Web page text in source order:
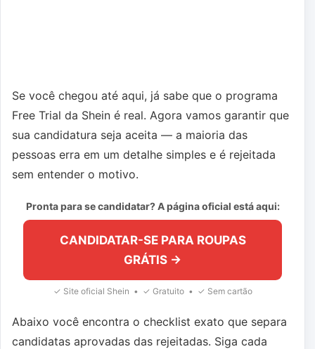
Se você chegou até aqui, já sabe que o programa
Free Trial da Shein é real. Agora vamos garantir que
sua candidatura seja aceita — a maioria das
pessoas erra em um detalhe simples e é rejeitada
sem entender o motivo.
Pronta para se candidatar? A página oficial está aqui:
CANDIDATAR-SE PARA ROUPAS
GRÁTIS →
✓ Site oficial Shein • ✓ Gratuito • ✓ Sem cartão
Abaixo você encontra o checklist exato que separa
candidatas aprovadas das rejeitadas. Siga cada